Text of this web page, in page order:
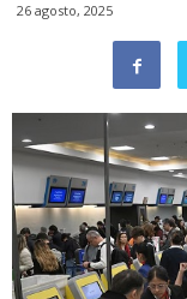
26 agosto, 2025